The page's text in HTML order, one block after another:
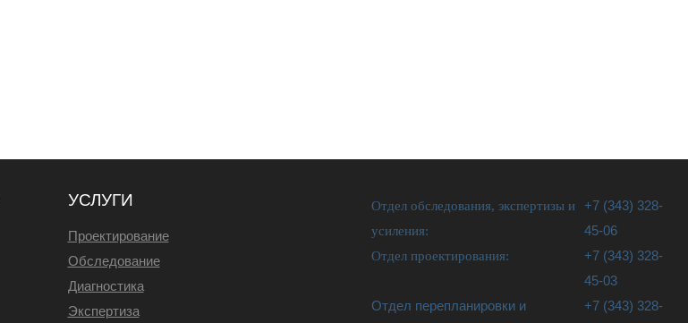
Отдел обследования, экспертизы и
усиления:
+7 (343) 328-
45-06
Отдел проектирования:
+7 (343) 328-
45-03
Отдел перепланировки и
+7 (343) 328-
УСЛУГИ
Проектирование
Обследование
Диагностика
Экспертиза